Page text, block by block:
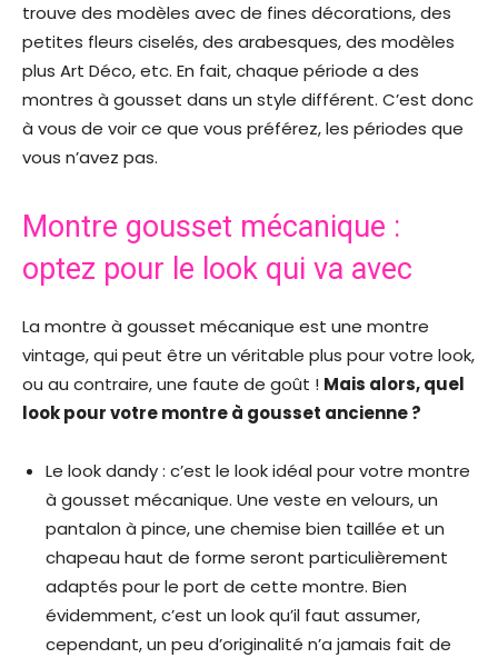
trouve des modèles avec de fines décorations, des
petites fleurs ciselés, des arabesques, des modèles
plus Art Déco, etc. En fait, chaque période a des
montres à gousset dans un style différent. C’est donc
à vous de voir ce que vous préférez, les périodes que
vous n’avez pas.
Montre gousset mécanique :
optez pour le look qui va avec
La montre à gousset mécanique est une montre
vintage, qui peut être un véritable plus pour votre look,
ou au contraire, une faute de goût ! Mais alors, quel
look pour votre montre à gousset ancienne ?
Le look dandy : c’est le look idéal pour votre montre
à gousset mécanique. Une veste en velours, un
pantalon à pince, une chemise bien taillée et un
chapeau haut de forme seront particulièrement
adaptés pour le port de cette montre. Bien
évidemment, c’est un look qu’il faut assumer,
cependant, un peu d’originalité n’a jamais fait de